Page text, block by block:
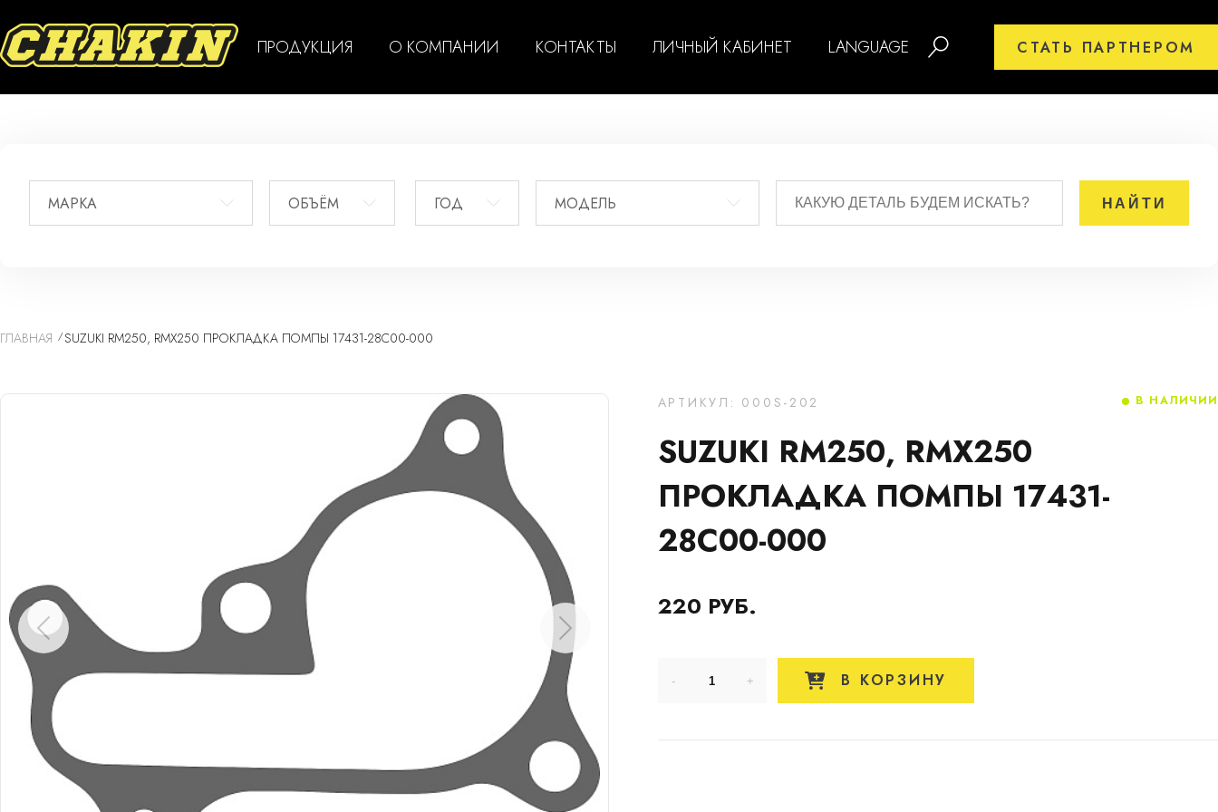
ПРОДУКЦИЯ О КОМПАНИИ КОНТАКТЫ ЛИЧНЫЙ КАБИНЕТ LANGUAGE СТАТЬ ПАРТНЕРОМ
МАРКА ОБЪЁМ ГОД МОДЕЛЬ
ГЛАВНАЯ SUZUKI RM250, RMX250 ПРОКЛАДКА ПОМПЫ 17431-28C00-000
АРТИКУЛ: 000S-202
SUZUKI RM250, RMX250
ПРОКЛАДКА ПОМПЫ 17431-
28C00-000
220 РУБ.
В НАЛИЧИИ
В КОРЗИНУ